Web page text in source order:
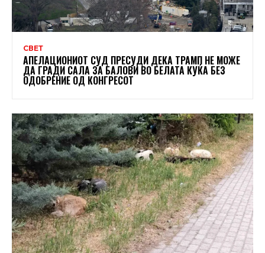
СВЕТ
АПЕЛАЦИОНИОТ СУД ПРЕСУДИ ДЕКА ТРАМП НЕ МОЖЕ
ДА ГРАДИ САЛА ЗА БАЛОВИ ВО БЕЛАТА КУЌА БЕЗ
ОДОБРЕНИЕ ОД КОНГРЕСОТ